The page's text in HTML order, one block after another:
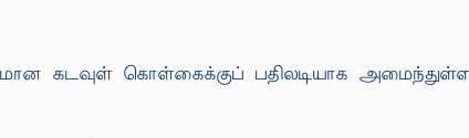
கடவுள் கொள்கைக்குப் பதிலடியாக